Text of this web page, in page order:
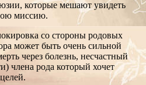
которые мешают увидеть
миссию.
со стороны родовых
может быть очень сильной
через болезнь, несчастный
члена рода который хочет